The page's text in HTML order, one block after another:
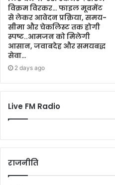
विक्रम विरकर… फाइल मूवमेंट
से लेकर आवेदन प्रक्रिया, समय-
सीमा और चेकलिस्ट तक होगी
स्पष्ट..आमजन को मिलेगी
आसान, जवाबदेह और समयबद्ध
सेवा…
2 days ago
Live FM Radio
राजनीति